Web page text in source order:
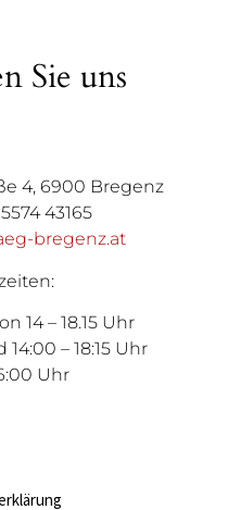
Sie uns
4, 6900 Bregenz
43165
bregenz.at
14 – 18.15 Uhr
– 18:15 Uhr
Uhr